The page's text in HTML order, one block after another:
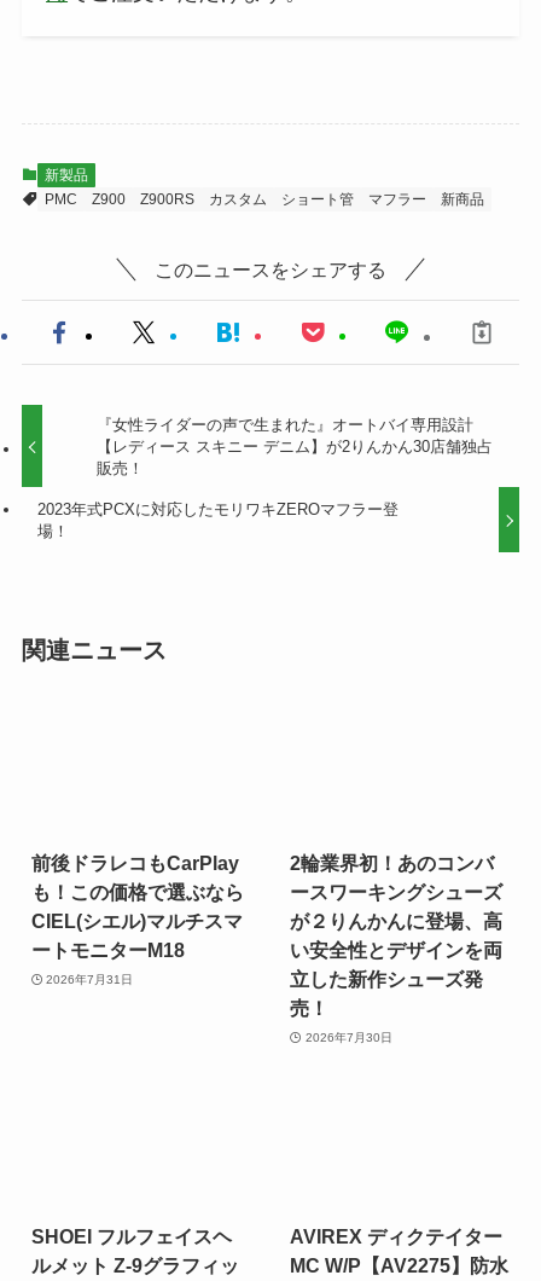
新製品
PMC
Z900 Z900RS カスタム ショート管 マフラー 新商品
このニュースをシェアする
『女性ライダーの声で生まれた』オートバイ専用設計
【レディース スキニー デニム】が2りんかん30店舗
独占販売！
2023年式PCXに対応したモリワキZEROマフラー登
場！
関連ニュース
前後ドラレコもCarPlay
も！この価格で選ぶなら
CIEL(シエル)マルチスマ
ートモニターM18
2026年7月31日
2輪業界初！あのコンバ
ースワーキングシューズ
が２りんかんに登場、高
い安全性とデザインを両
立した新作シューズ発
売！
2026年7月30日
SHOEI フルフェイスヘ
ルメット Z-9グラフィッ
AVIREX ディクテイター
MC W/P【AV2275】防水